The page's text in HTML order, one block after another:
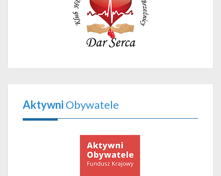
Aktywni Obywatele